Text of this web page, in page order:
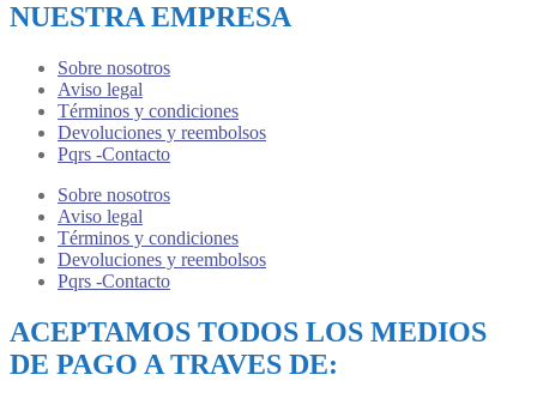
NUESTRA EMPRESA
Sobre nosotros
Aviso legal
Términos y condiciones
Devoluciones y reembolsos
Pqrs -Contacto
Sobre nosotros
Aviso legal
Términos y condiciones
Devoluciones y reembolsos
Pqrs -Contacto
ACEPTAMOS TODOS LOS MEDIOS
DE PAGO A TRAVES DE: